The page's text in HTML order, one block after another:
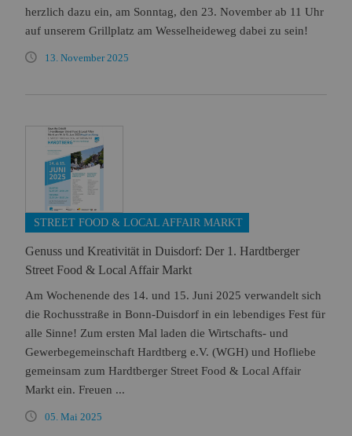
herzlich dazu ein, am Sonntag, den 23. November ab 11 Uhr
auf unserem Grillplatz am Wesselheideweg dabei zu sein!
13. November 2025
STREET FOOD & LOCAL AFFAIR MARKT
Genuss und Kreativität in Duisdorf: Der 1. Hardtberger
Street Food & Local Affair Markt
Am Wochenende des 14. und 15. Juni 2025 verwandelt sich
die Rochusstraße in Bonn-Duisdorf in ein lebendiges Fest für
alle Sinne! Zum ersten Mal laden die Wirtschafts- und
Gewerbegemeinschaft Hardtberg e.V. (WGH) und Hofliebe
gemeinsam zum Hardtberger Street Food & Local Affair
Markt ein. Freuen ...
05. Mai 2025